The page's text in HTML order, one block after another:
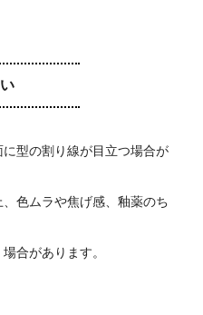
型の割り線が目立つ場合が
色ムラや焦げ感、釉薬のち
合があります。